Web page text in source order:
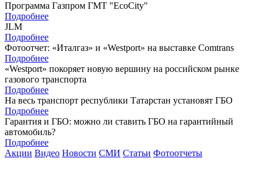
Программа Газпром ГМТ "EcoCity"
Подробнее
JLM
Подробнее
Фотоотчет: «Италгаз» и «Westport» на выставке Comtrans
Подробнее
«Westport» покоряет новую вершину на российском рынке
газового транспорта
Подробнее
На весь транспорт республики Татарстан установят ГБО
Подробнее
Гарантия и ГБО: можно ли ставить ГБО на гарантийный
автомобиль?
Подробнее
Акции Видео Новости СМИ Статьи Фотоотчеты